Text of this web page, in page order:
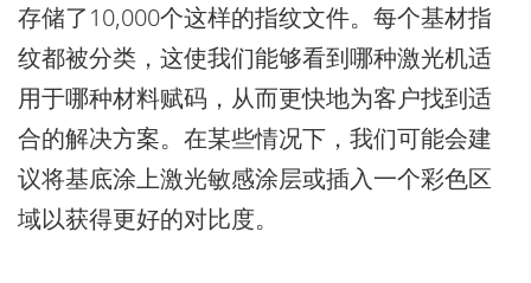
存储了10,000个这样的指纹文件。每个基材指
纹都被分类，这使我们能够看到哪种激光机适
用于哪种材料赋码，从而更快地为客户找到适
合的解决方案。在某些情况下，我们可能会建
议将基底涂上激光敏感涂层或插入一个彩色区
域以获得更好的对比度。